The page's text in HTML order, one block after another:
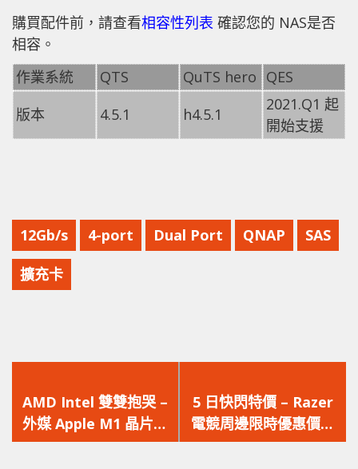
購買配件前，請查看相容性列表 確認您的 NAS是否
相容。
作業系統
QTS QuTS hero QES
版本
4.5.1 h4.5.1
2021.Q1 起
開始支援
12Gb/s 4-port Dual Port QNAP SAS
擴充卡
一
篇
文
AMD Intel 雙雙抱哭 –
外媒 Apple M1 晶片效
能、功耗評測出爐
一
篇
文
5 日快閃特價 – Razer
電競周邊限時優惠價發
售